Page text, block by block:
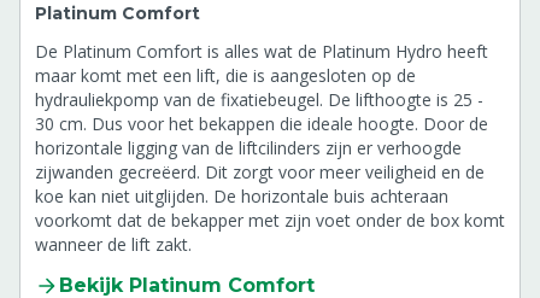
Platinum Comfort
De Platinum Comfort is alles wat de Platinum Hydro heeft
maar komt met een lift, die is aangesloten op de
hydrauliekpomp van de fixatiebeugel. De lifthoogte is 25 -
30 cm. Dus voor het bekappen die ideale hoogte. Door de
horizontale ligging van de liftcilinders zijn er verhoogde
zijwanden gecreëerd. Dit zorgt voor meer veiligheid en de
koe kan niet uitglijden. De horizontale buis achteraan
voorkomt dat de bekapper met zijn voet onder de box komt
wanneer de lift zakt.
Bekijk Platinum Comfort